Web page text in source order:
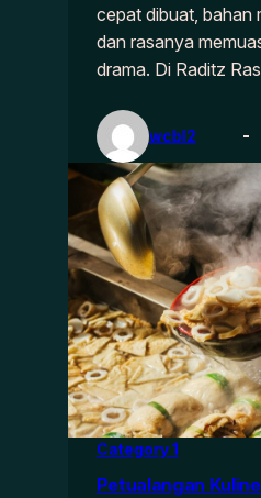
cepat dibuat, bahan
dan rasanya
drama. Di Raditz
wcbl2
Category 1
Petualangan